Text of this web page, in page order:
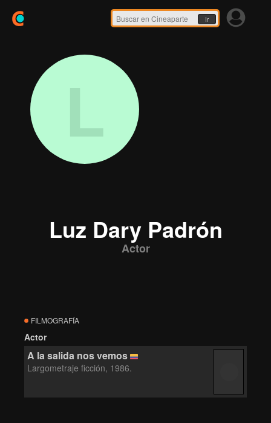
Ir
L
Luz Dary Padrón
Actor
FILMOGRAFÍA
Actor
A la salida nos vemos
Largometraje ficción, 1986.